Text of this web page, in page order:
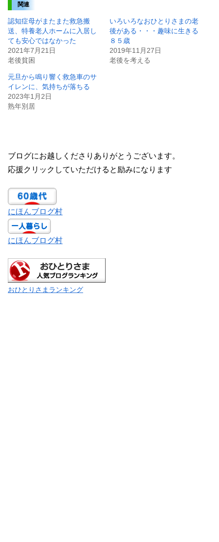
関連
認知症母がまたまた救急搬
送、特養老人ホームに入居し
ても安心ではなかった
2021年7月21日
老後貧困
いろいろなおひとりさまの老
後がある・・・趣味に生きる
８５歳
2019年11月27日
老後を考える
元旦から鳴り響く救急車のサ
イレンに、気持ちが落ちる
2023年1月2日
熟年別居
ブログにお越しくださりありがとうございます。
応援クリックしていただけると励みになります
にほんブログ村
にほんブログ村
おひとりさまランキング